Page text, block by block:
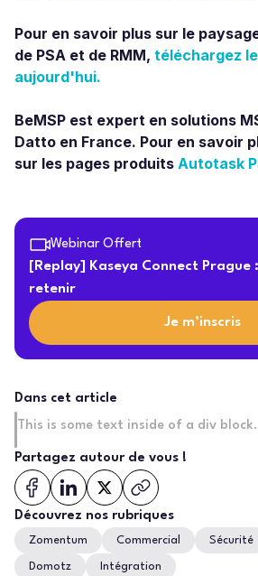
Pour en savoir plus sur le
de PSA et de RMM, téléchargez
aujourd'hui.
BeMSP est expert en solutions
Datto en France. Pour en savoir
sur les pages produits Autotask
Webinar Offert
[Replay] Kaseya Connect Prague
retenir
Je m’inscris
Dans cet article
This is some text inside of a div block.
Partagez autour de vous !
Découvrez nos rubriques
Zomentum Commercial Sécurité
Domotz Intégration